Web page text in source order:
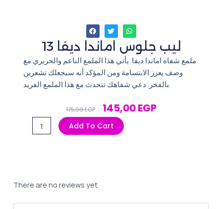
ليب جلوس اماندا ديفا 13
ملمع شفاه اماندا ديفا. يأتي هذا الملمع الناعم والحريري مع
وصف يعزز الابتسامة ومن المؤكد أنه سيجعلك تشعرين
175,00EGP Original
Price
Was:
145,00EGPCurrent
جلوس
quantity
Add To Cart
There are no reviews yet.